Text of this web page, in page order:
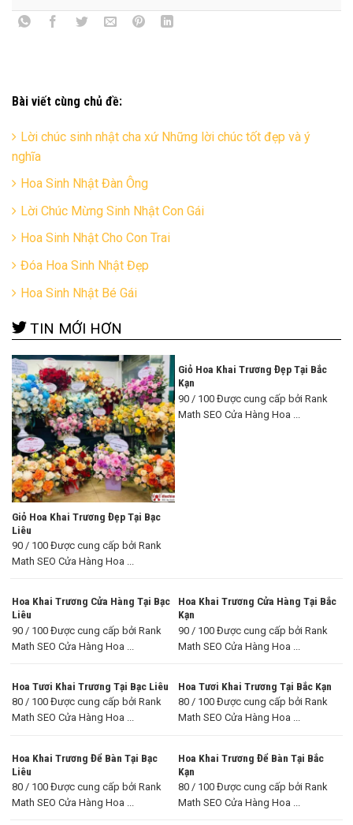
Bài viết cùng chủ đề:
Lời chúc sinh nhật cha xứ Những lời chúc tốt đẹp và ý
nghĩa
Hoa Sinh Nhật Đàn Ông
Lời Chúc Mừng Sinh Nhật Con Gái
Hoa Sinh Nhật Cho Con Trai
Đóa Hoa Sinh Nhật Đẹp
Hoa Sinh Nhật Bé Gái
TIN MỚI HƠN
Giỏ Hoa Khai Trương Đẹp Tại Bạc
Liêu
90 / 100 Được cung cấp bởi Rank
Math SEO Cửa Hàng Hoa ...
Giỏ Hoa Khai Trương Đẹp Tại Bắc
Kạn
90 / 100 Được cung cấp bởi Rank
Math SEO Cửa Hàng Hoa ...
Hoa Khai Trương Cửa Hàng Tại Bạc
Liêu
90 / 100 Được cung cấp bởi Rank
Math SEO Cửa Hàng Hoa ...
Hoa Khai Trương Cửa Hàng Tại Bắc
Kạn
90 / 100 Được cung cấp bởi Rank
Math SEO Cửa Hàng Hoa ...
Hoa Tươi Khai Trương Tại Bạc Liêu
80 / 100 Được cung cấp bởi Rank
Math SEO Cửa Hàng Hoa ...
Hoa Tươi Khai Trương Tại Bắc Kạn
80 / 100 Được cung cấp bởi Rank
Math SEO Cửa Hàng Hoa ...
Hoa Khai Trương Để Bàn Tại Bạc
Liêu
80 / 100 Được cung cấp bởi Rank
Math SEO Cửa Hàng Hoa ...
Hoa Khai Trương Để Bàn Tại Bắc
Kạn
80 / 100 Được cung cấp bởi Rank
Math SEO Cửa Hàng Hoa ...